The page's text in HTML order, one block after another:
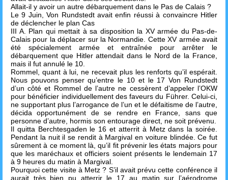
Allait-il y avoir un autre débarquement dans le Pas de Calais ?
Le 9 Juin, Von Rundstedt avait enfin réussi à convaincre Hitler
de déclencher le plan Cas
III A. Plan qui mettait à sa disposition la XV armée du Pas-de-
Calais pour la déplacer sur la Normandie. Cette XV armée avait
été spécialement armée et entraînée pour arrêter le
débarquement que Hitler attendait dans le Nord de la France,
mais il fut annulé le 10.
Rommel, quant à lui, ne recevait plus les renforts qu’il espérait.
Nous pouvons penser qu’entre le 10 et le 17 Von Rundstedt
d’un côté et Rommel de l’autre ne cessèrent d’appeler l’OKW
pour bénéficier individuellement des faveurs du Führer. Celui-ci,
ne supportant plus l’arrogance de l’un et le défaitisme de l’autre,
décida opportunément de se rendre en France, sans que
personne d’autre, hormis son entourage direct, ne soit prévenu.
Il quitta Berchtesgaden le 16 et atterrit à Metz dans la soirée.
Pendant la nuit il se rendit à Margival en voiture blindée. Ce fut
sûrement à ce moment là, qu’il fit prévenir les états majors pour
que les maréchaux et officiers soient présents le lendemain 17
à 9 heures du matin à Margival.
Pourquoi cette visite à Metz ? S’il avait prévu cette conférence il
aurait très bien pu atterrir le 17 au matin sur l’aérodrome